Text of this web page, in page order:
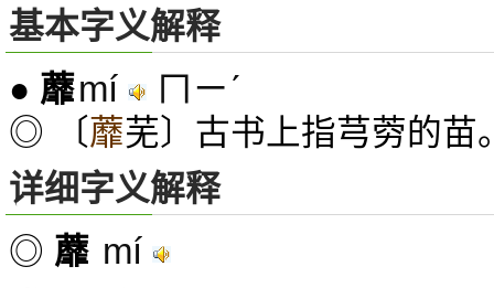
基本字义解释
● 蘼mí ㄇㄧˊ
◎ 〔蘼芜〕古书上指芎䓖的苗
详细字义解释
◎ 蘼 mí